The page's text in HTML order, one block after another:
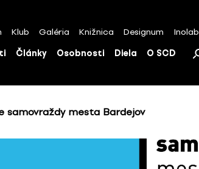
Klub Galéria Knižnica Designum Inolab
Články Osobnosti Diela O SCD
samovraždy mesta Bardejov